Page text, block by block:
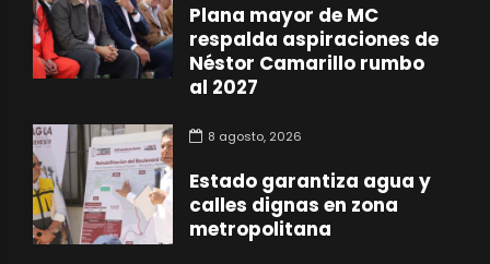
Plana mayor de MC
respalda aspiraciones de
Néstor Camarillo rumbo
al 2027
8 agosto, 2026
Estado garantiza agua y
calles dignas en zona
metropolitana